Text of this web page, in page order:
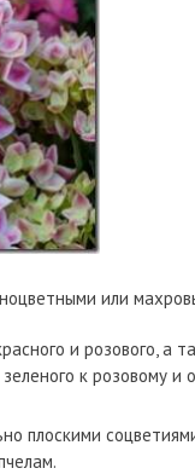
или
и розового, а
к розовому и
плоскими